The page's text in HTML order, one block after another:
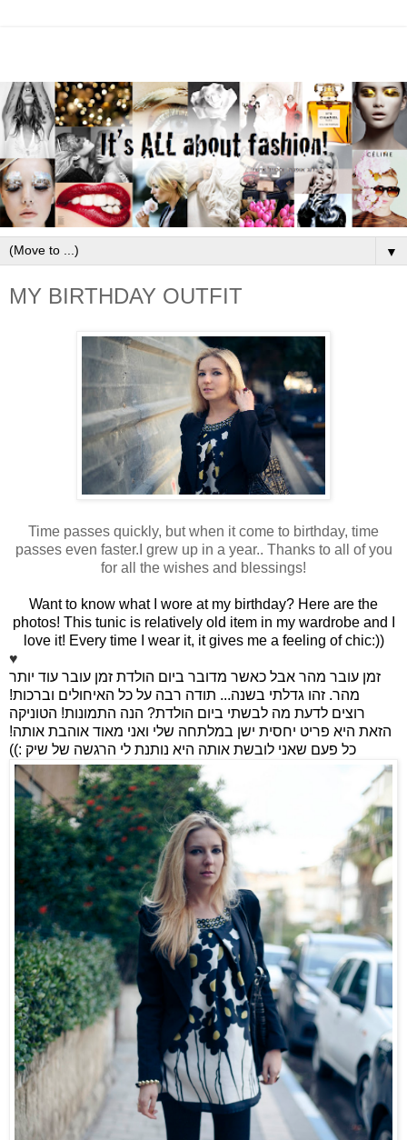
▼
MY BIRTHDAY OUTFIT
Time passes quickly, but when it come to birthday, time
passes even faster.I grew up in a year.. Thanks to all of you
for all the wishes and blessings!
Want to know what I wore at my birthday? Here are the
photos! This tunic is relatively old item in my wardrobe and I
love it! Every time I wear it, it gives me a feeling of chic:))
♥
זמן עובר מהר אבל כאשר מדובר ביום הולדת זמן עובר עוד יותר
מהר. זהו גדלתי בשנה... תודה רבה על כל האיחולים וברכות!
רוצים לדעת מה לבשתי ביום הולדת? הנה התמונות! הטוניקה
הזאת היא פריט יחסית ישן במלתחה שלי ואני מאוד אוהבת אותה!
כל פעם שאני לובשת אותה היא נותנת לי הרגשה של שיק :))